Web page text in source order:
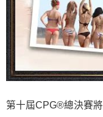
第十屆CPG®總決賽